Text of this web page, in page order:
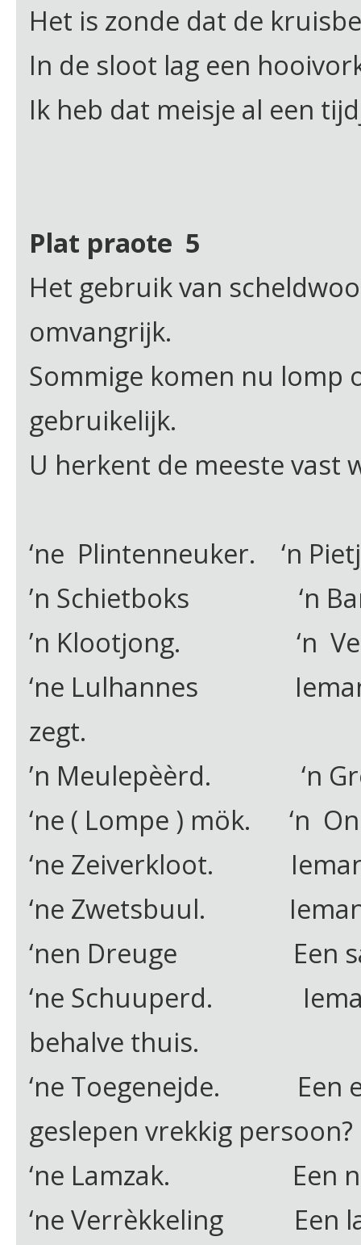
Het is zonde dat de
In de sloot lag een
Ik heb dat meisje al een
Plat praote 5
Het gebruik van
omvangrijk.
Sommige komen nu lomp
gebruikelijk.
U herkent de meeste vast
‘ne Plintenneuker. ‘n
’n Schietboks ‘n
’n Klootjong. ‘n
‘ne Lulhannes Iemand
zegt.
’n Meulepèèrd. ‘n
‘ne ( Lompe ) mök. ‘n
‘ne Zeiverkloot.
‘ne Zwetsbuul.
‘nen Dreuge Een
‘ne Schuuperd.
behalve thuis.
‘ne Toegenejde. Een
geslepen vrekkig persoon?
‘ne Lamzak. Een
‘ne Verrèkkeling Een